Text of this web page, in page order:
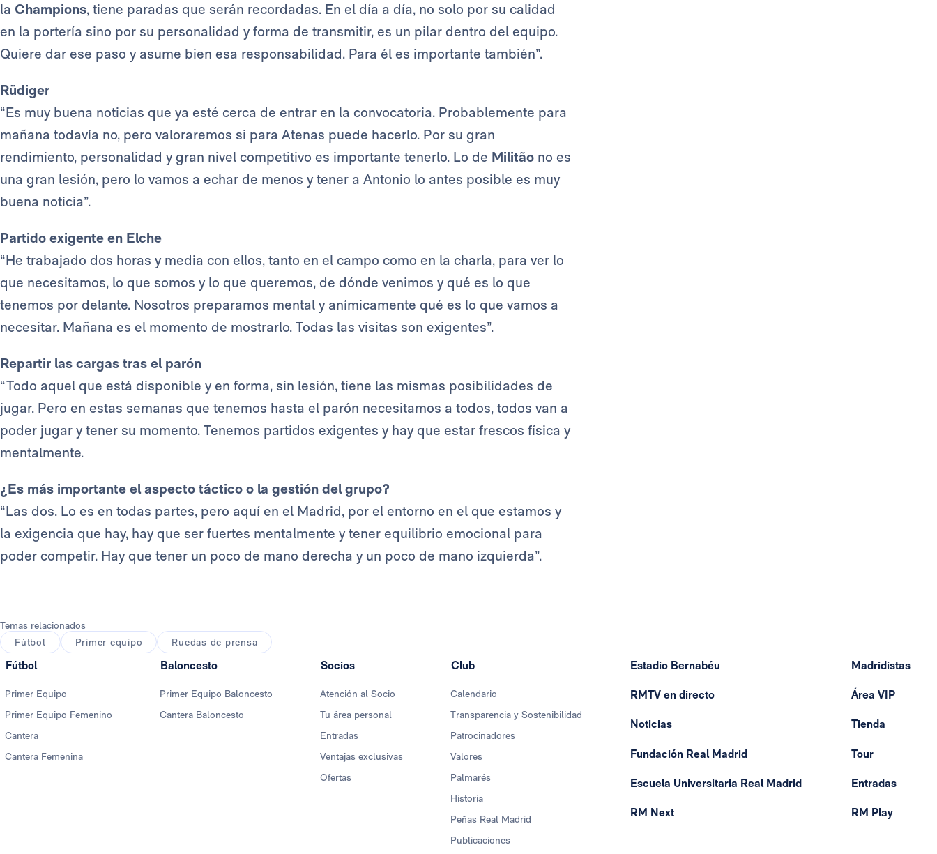
la Champions, tiene paradas que serán recordadas. En el día a día, no solo por su calidad
en la portería sino por su personalidad y forma de transmitir, es un pilar dentro del equipo.
Quiere dar ese paso y asume bien esa responsabilidad. Para él es importante también”.
Rüdiger
“Es muy buena noticias que ya esté cerca de entrar en la convocatoria. Probablemente para
mañana todavía no, pero valoraremos si para Atenas puede hacerlo. Por su gran
rendimiento, personalidad y gran nivel competitivo es importante tenerlo. Lo de Militão no es
una gran lesión, pero lo vamos a echar de menos y tener a Antonio lo antes posible es muy
buena noticia”.
Partido exigente en Elche
“He trabajado dos horas y media con ellos, tanto en el campo como en la charla, para ver lo
que necesitamos, lo que somos y lo que queremos, de dónde venimos y qué es lo que
tenemos por delante. Nosotros preparamos mental y anímicamente qué es lo que vamos a
necesitar. Mañana es el momento de mostrarlo. Todas las visitas son exigentes”.
Repartir las cargas tras el parón
“Todo aquel que está disponible y en forma, sin lesión, tiene las mismas posibilidades de
jugar. Pero en estas semanas que tenemos hasta el parón necesitamos a todos, todos van a
poder jugar y tener su momento. Tenemos partidos exigentes y hay que estar frescos física y
mentalmente.
¿Es más importante el aspecto táctico o la gestión del grupo?
“Las dos. Lo es en todas partes, pero aquí en el Madrid, por el entorno en el que estamos y
la exigencia que hay, hay que ser fuertes mentalmente y tener equilibrio emocional para
poder competir. Hay que tener un poco de mano derecha y un poco de mano izquierda”.
Temas relacionados
Fútbol
Primer equipo Ruedas de prensa
Fútbol
Primer Equipo
Primer Equipo Femenino
Cantera
Cantera Femenina
Baloncesto
Primer Equipo Baloncesto
Cantera Baloncesto
Socios
Atención al Socio
Tu área personal
Entradas
Ventajas exclusivas
Ofertas
Club
Calendario
Transparencia y Sostenibilidad
Patrocinadores
Valores
Palmarés
Historia
Peñas Real Madrid
Publicaciones
Estadio Bernabéu
RMTV en directo
Noticias
Fundación Real Madrid
Escuela Universitaria Real Madrid
RM Next
Madridistas
Área VIP
Tienda
Tour
Entradas
RM Play